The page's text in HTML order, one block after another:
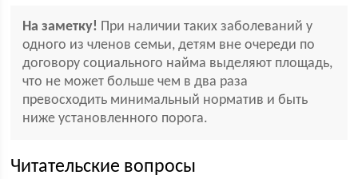
На заметку! При наличии таких заболеваний у
одного из членов семьи, детям вне очереди по
договору социального найма выделяют площадь,
что не может больше чем в два раза
превосходить минимальный норматив и быть
ниже установленного порога.
Читательские вопросы